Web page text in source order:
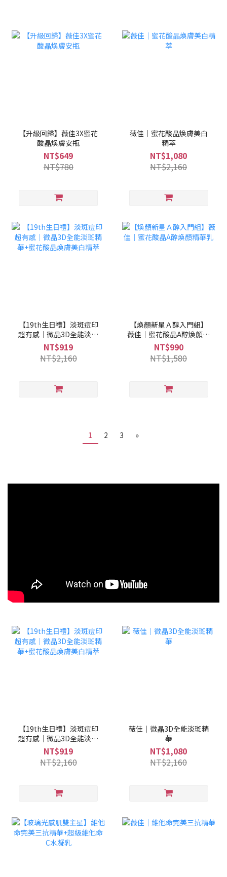
【升級回歸】薇佳3X蜜花
酸晶煥膚安瓶
NT$649
NT$780
薇佳｜蜜花酸晶煥膚美白
精萃
NT$1,080
NT$2,160
【19th生日禮】淡斑痘印
超有感｜微晶3D全能淡斑
精華+蜜花酸晶煥膚美白精
萃
NT$919
NT$2,160
【煥顏新星Ａ醇入門組】
薇佳｜蜜花酸晶A醇煥顏精
華乳
NT$990
NT$1,580
1 2 3 »
【19th生日禮】淡斑痘印
超有感｜微晶3D全能淡斑
精華+蜜花酸晶煥膚美白精
萃
NT$919
NT$2,160
薇佳｜微晶3D全能淡斑精
華
NT$1,080
NT$2,160